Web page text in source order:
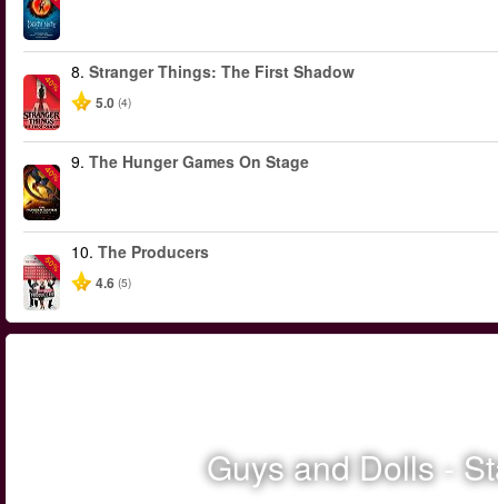
-40%
8. Stranger Things: The First Shadow
5.0 (4)
-40%
9. The Hunger Games On Stage
-50%
10. The Producers
4.6 (5)
Guys and Dolls -